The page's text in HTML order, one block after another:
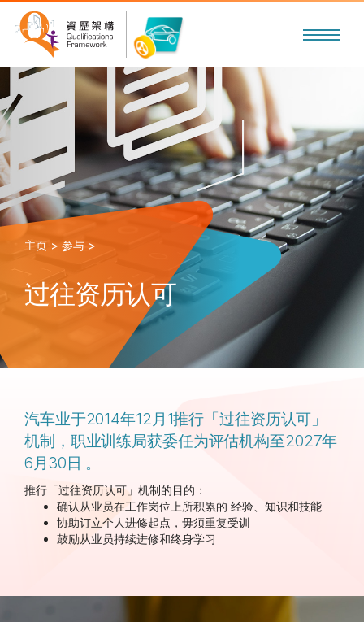
主页 > 参与 >
过往资历认可
汽车业于2014年12月1推行「过往资历认可」
机制，职业训练局获委任为评估机构至2027年
6月30日 。
推行「过往资历认可」机制的目的：
确认从业员在工作岗位上所积累的 经验、知识和技能
协助订立个人进修起点，毋须重复受训
鼓励从业员持续进修和终身学习